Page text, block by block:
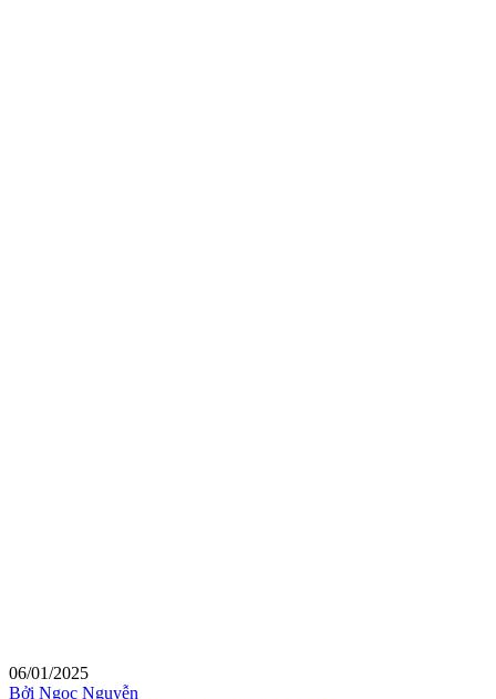
06/01/2025
Bởi Ngọc Nguyễn